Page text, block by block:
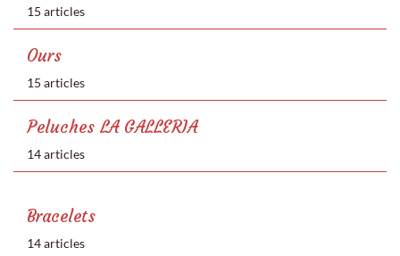
15 articles
Ours
15 articles
Peluches LA GALLERIA
14 articles
Bracelets
14 articles